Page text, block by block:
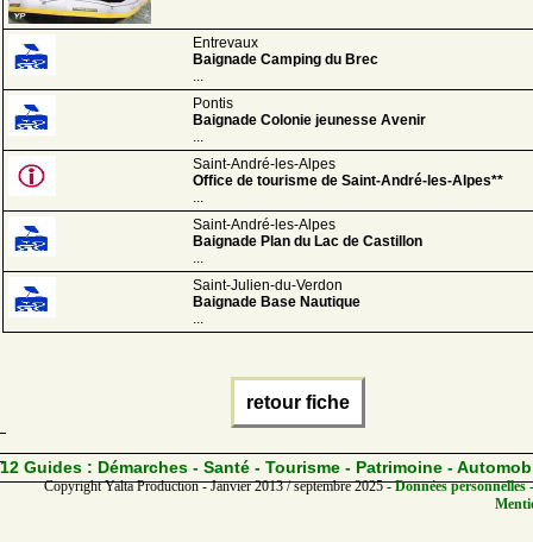
Entrevaux
Baignade Camping du Brec
...
Pontis
Baignade Colonie jeunesse Avenir
...
Saint-André-les-Alpes
Office de tourisme de Saint-André-les-Alpes**
...
Saint-André-les-Alpes
Baignade Plan du Lac de Castillon
...
Saint-Julien-du-Verdon
Baignade Base Nautique
...
retour fiche
12 Guides : Démarches - Santé - Tourisme - Patrimoine -
Copyright Yalta Production - Janvier 2013 / septembre 2025 -Données personnelles